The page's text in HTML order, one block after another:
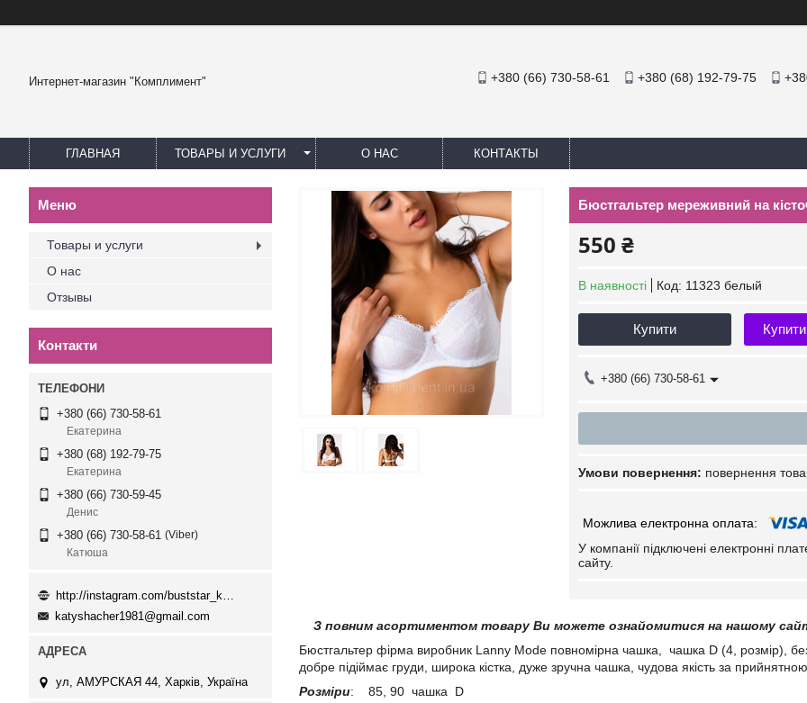
Интернет-магазин "Комплимент" +380 (66) 730-58-61 +380 (68) 192-79-75
ГЛАВНАЯ ТОВАРЫ И УСЛУГИ О НАС КОНТАКТЫ
Бюстгальтер мереживний на
550 ₴
В наявності Код: 11323 белый
Купити
+380 (66) 730-58-61
повернення
У компанії підключені електронні
сайту.
З повним асортиментом товару Ви можете ознайомитися на нашому
Бюстгальтер фірма виробник Lanny Mode повномірна чашка, чашка D (4, розмір),
добре підіймає груди, широка кістка, дуже зручна чашка, чудова якість за
Розміри: 85, 90 чашка D
Товары и услуги
О нас
Отзывы
Контакти
+380 (66) 730-58-61
Екатерина
+380 (68) 192-79-75
Екатерина
+380 (66) 730-59-45
Денис
+380 (66) 730-58-61 Viber
Катюша
katyshacher1981@gmail.com
ул, АМУРСКАЯ 44, Харків, Україна